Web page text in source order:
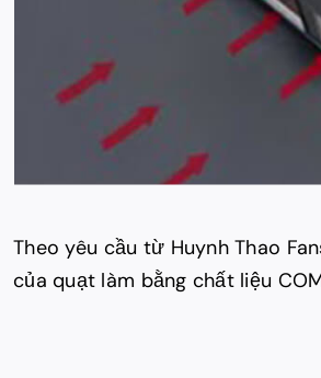
Theo yêu cầu từ Huynh Thao
của quạt làm bằng chất liệu